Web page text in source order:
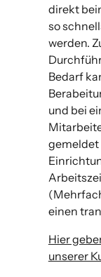
direkt
so
werden.
Bedarf
und bei
gemeldet
einen
Hier
unserer